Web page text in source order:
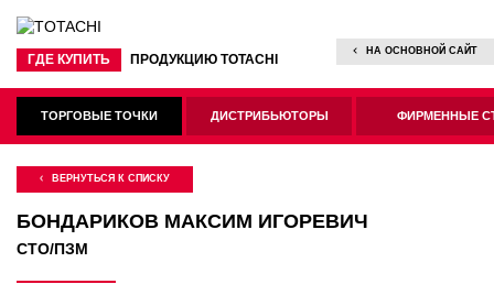
ГДЕ КУПИТЬ ПРОДУКЦИЮ TOTACHI
НА ОСНОВНОЙ САЙТ
ТОРГОВЫЕ ТОЧКИ ДИСТРИБЬЮТОРЫ ФИРМЕННЫЕ
ВЕРНУТЬСЯ К СПИСКУ
БОНДАРИКОВ МАКСИМ ИГОРЕВИЧ
СТО/ПЗМ